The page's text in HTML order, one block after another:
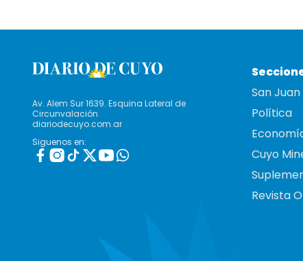
Av. Alem Sur 1639. Esquina Lateral de
Circunvalación
diariodecuyo.com.ar
Siguenos en:
San Juan
Política
Cuyo
Revista